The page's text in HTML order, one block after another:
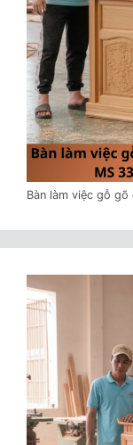
Bàn làm việc gỗ gõ